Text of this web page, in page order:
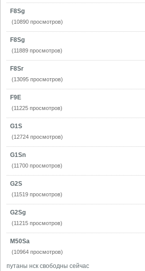
F8Sg
(10890 просмотров)
F8Sg
(11889 просмотров)
F8Sr
(13095 просмотров)
F9E
(11225 просмотров)
G1S
(12724 просмотров)
G1Sn
(11700 просмотров)
G2S
(11519 просмотров)
G2Sg
(11215 просмотров)
M50Sa
(10964 просмотров)
путаны нск свободны сейчас